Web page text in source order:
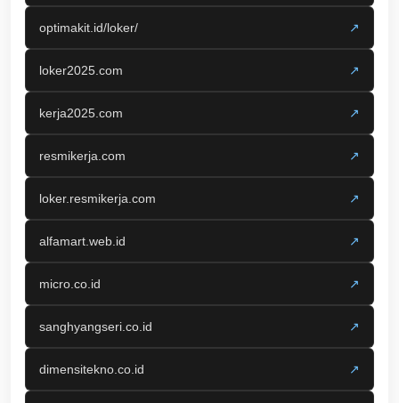
optimakit.id/loker/ ↗
loker2025.com ↗
kerja2025.com ↗
resmikerja.com ↗
loker.resmikerja.com ↗
alfamart.web.id ↗
micro.co.id ↗
sanghyangseri.co.id ↗
dimensitekno.co.id ↗